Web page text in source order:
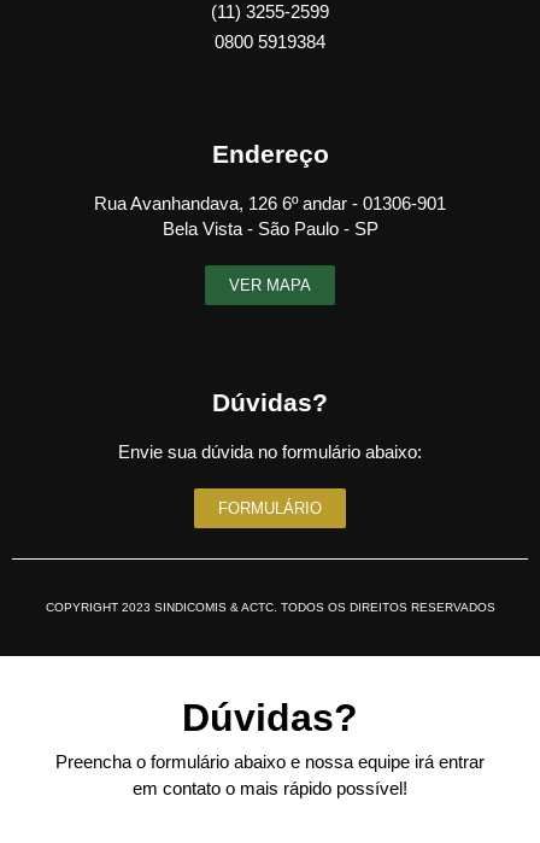
(11) 3255-2599
0800 5919384
Endereço
Rua Avanhandava, 126 6º andar - 01306-901
Bela Vista - São Paulo - SP
VER MAPA
Dúvidas?
Envie sua dúvida no formulário abaixo:
FORMULÁRIO
COPYRIGHT 2023 SINDICOMIS & ACTC. TODOS OS DIREITOS RESERVADOS
Dúvidas?
Preencha o formulário abaixo e nossa equipe irá entrar
em contato o mais rápido possível!